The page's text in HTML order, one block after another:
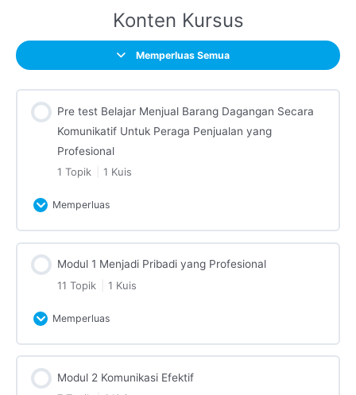
Konten Kursus
Memperluas Semua
Pre test Belajar Menjual Barang Dagangan Secara
Komunikatif Untuk Peraga Penjualan yang
Profesional
1 Topik
1 Kuis
Memperluas
0% Selesai 0/1 Steps
Pre test Belajar Menjual Barang Dagangan Secara
Profesional
Modul 1 Menjadi Pribadi yang Profesional
11 Topik
1 Kuis
Memperluas
0% Selesai 0/11 Steps
Modul 2 Komunikasi Efektif